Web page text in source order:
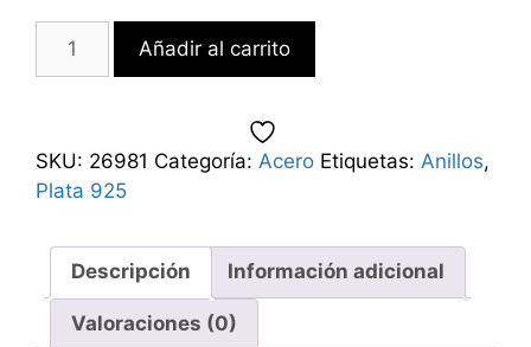
Añadir al carrito
SKU: 26981 Categoría: Acero Etiquetas: Anillos,
Plata 925
Descripción Información adicional
Valoraciones (0)